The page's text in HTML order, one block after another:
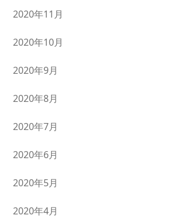
2020年11月
2020年10月
2020年9月
2020年8月
2020年7月
2020年6月
2020年5月
2020年4月